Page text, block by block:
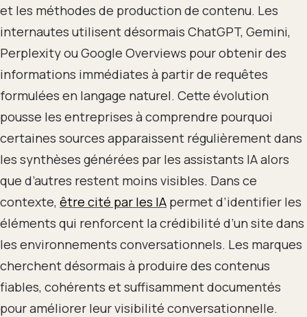
et les méthodes de production de contenu. Les
internautes utilisent désormais ChatGPT, Gemini,
Perplexity ou Google Overviews pour obtenir des
informations immédiates à partir de requêtes
formulées en langage naturel. Cette évolution
pousse les entreprises à comprendre pourquoi
certaines sources apparaissent régulièrement dans
les synthèses générées par les assistants IA alors
que d’autres restent moins visibles. Dans ce
contexte, être cité par les IA permet d’identifier les
éléments qui renforcent la crédibilité d’un site dans
les environnements conversationnels. Les marques
cherchent désormais à produire des contenus
fiables, cohérents et suffisamment documentés
pour améliorer leur visibilité conversationnelle.